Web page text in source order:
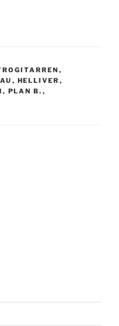
,
, HELLIVER ,
, PLAN B. ,